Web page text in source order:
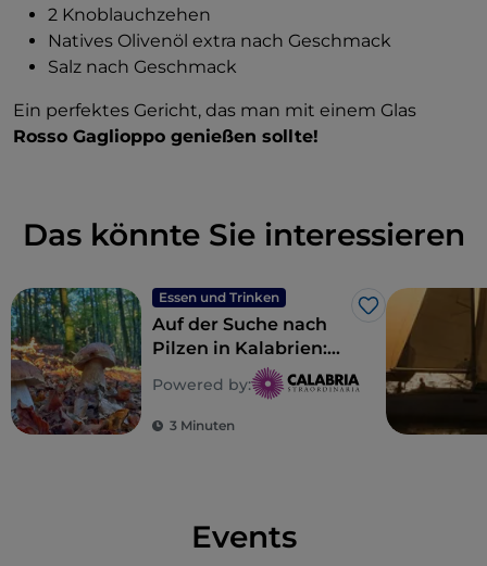
2 Knoblauchzehen
Natives Olivenöl extra nach Geschmack
Salz nach Geschmack
Ein perfektes Gericht, das man mit einem Glas
Rosso Gaglioppo genießen sollte!
Das könnte Sie interessieren
Essen und Trinken
Like
Auf der Suche nach
Pilzen in Kalabrien:
Hier finden Sie sie
Powered by:
3 Minuten
Events